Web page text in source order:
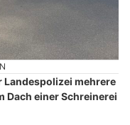
Landespolizei mehrere
Dach einer Schreinerei